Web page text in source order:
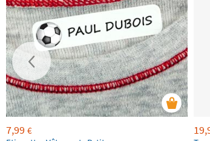
7,99 €